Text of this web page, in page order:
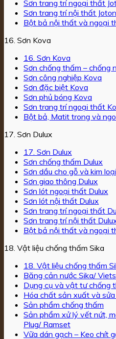
Sơn trang trí ngoại thất
Sơn trang trí nội thất Joton
Bột bả nội thất và ngoại
16. Sơn Kova
16. Sơn Kova
Sơn chống thấm – chống
Sơn công nghiệp Kova
Sơn đặc biệt Kova
Sơn phủ bóng Kova
Sơn trang trí ngoại thất
Bột bả, Matit trong và
17. Sơn Dulux
17. Sơn Dulux
Sơn chống thấm Dulux
Sơn dầu cho gỗ và kim
Sơn giao thông Dulux
Sơn lót ngoại thất Dulux
Sơn lót nội thất Dulux
Sơn trang trí ngoại thất
Sơn trang trí nội thất
Bột bả nội thất và ngoại
18. Vật liệu chống thấm Sika
18. Vật liệu chống thấm
Băng cản nước Sika/
Dụng cụ và vật tư chống
Hóa chất sản xuất và
Sản phẩm chống thấm
Sản phẩm xử lý vết nứt,
Plug/ Ramset
Vữa dán gạch – Keo chít